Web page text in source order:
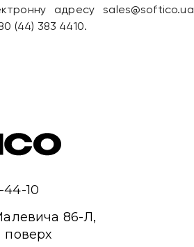
адресу sales@softico.ua
(44) 383 4410.
10
86-Л,
поверх
повідомлення